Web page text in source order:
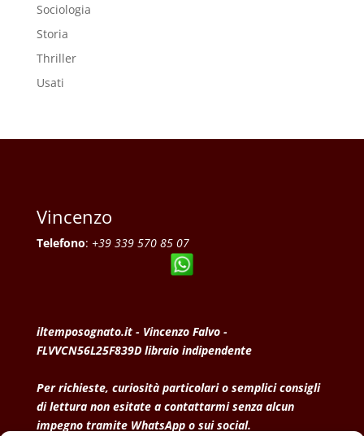
Sociologia
Storia
Thriller
Usati
Vincenzo
Telefono: +39 339 570 85 07
iltemposognato.it - Vincenzo Falvo -
FLVVCN56L25F839D libraio indipendente
Per richieste, curiosità particolari o semplici consigli
di lettura non esitate a contattarmi senza alcun
impegno tramite WhatsApp o sui social.